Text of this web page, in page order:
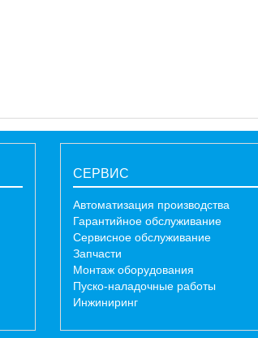
СЕРВИС
Автоматизация производства
Гарантийное обслуживание
Сервисное обслуживание
Запчасти
Монтаж оборудования
Пуско-наладочные работы
Инжиниринг